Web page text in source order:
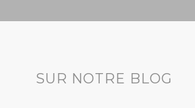
SUR NOTRE BLOG